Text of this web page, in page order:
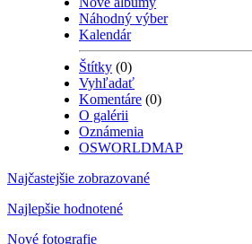
Náhodný výber
Kalendár
Štítky (0)
Vyhľadať
Komentáre (0)
O galérii
Oznámenia
OSWORLDMAP
Najčastejšie zobrazované
Najlepšie hodnotené
Nové fotografie